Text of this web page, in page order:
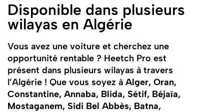
Disponible dans plusieurs
wilayas en Algérie
Vous avez une voiture et cherchez une
opportunité rentable ? Heetch Pro est
présent dans plusieurs wilayas à travers
l’Algérie ! Que vous soyez à Alger, Oran,
Constantine, Annaba, Blida, Sétif, Béjaïa,
Mostaganem, Sidi Bel Abbès, Batna,